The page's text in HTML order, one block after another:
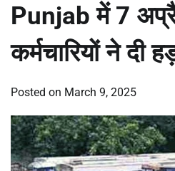
Punjab में 7
कर्मचारियों ने दी
Posted on March 9, 2025